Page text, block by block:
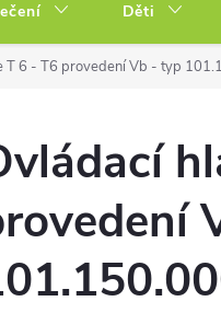
Děti
T 6 - T6 provedení Vb - typ